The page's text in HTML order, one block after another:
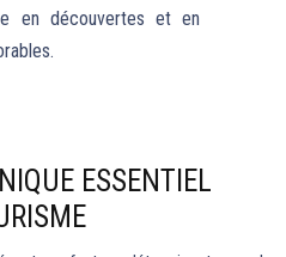
en découvertes et en
ESSENTIEL